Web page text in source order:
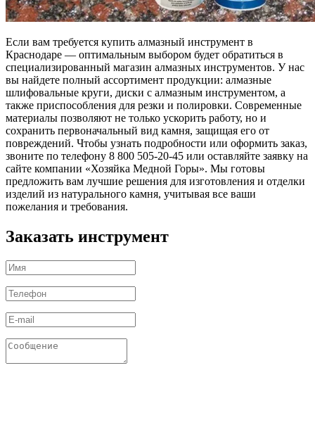
Если вам требуется купить алмазный инструмент в
Краснодаре — оптимальным выбором будет обратиться в
специализированный магазин алмазных инструментов. У нас
вы найдете полный ассортимент продукции: алмазные
шлифовальные круги, диски с алмазным инструментом, а
также приспособления для резки и полировки. Современные
материалы позволяют не только ускорить работу, но и
сохранить первоначальный вид камня, защищая его от
повреждений. Чтобы узнать подробности или оформить заказ,
звоните по телефону 8 800 505-20-45 или оставляйте заявку на
сайте компании «Хозяйка Медной Горы». Мы готовы
предложить вам лучшие решения для изготовления и отделки
изделий из натурального камня, учитывая все ваши
пожелания и требования.
Заказать инструмент